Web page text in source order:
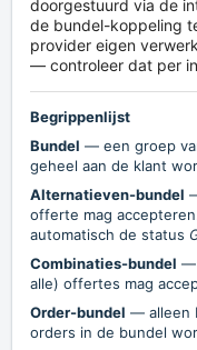
doorgestuurd via de
de bundel-koppeling
provider eigen
— controleer dat per
Begrippenlijst
Bundel — een groep
geheel aan de klant
Alternatieven-bundel
offerte mag
automatisch de status
Combinaties-bundel —
alle) offertes mag
Order-bundel — alleen
orders in de bundel